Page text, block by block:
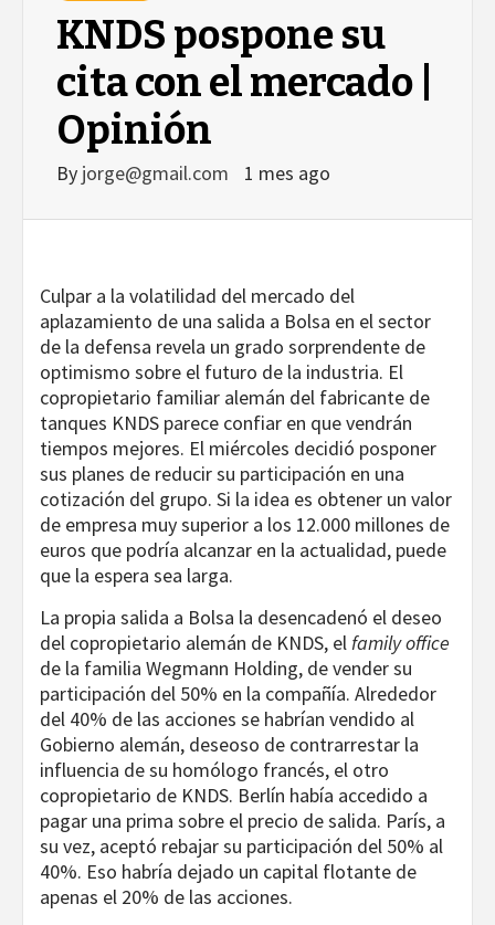
KNDS pospone su
cita con el mercado |
Opinión
By jorge@gmail.com 1 mes ago
Culpar a la volatilidad del mercado del
aplazamiento de una salida a Bolsa en el sector
de la defensa revela un grado sorprendente de
optimismo sobre el futuro de la industria. El
copropietario familiar alemán del fabricante de
tanques KNDS parece confiar en que vendrán
tiempos mejores. El miércoles decidió posponer
sus planes de reducir su participación en una
cotización del grupo. Si la idea es obtener un valor
de empresa muy superior a los 12.000 millones de
euros que podría alcanzar en la actualidad, puede
que la espera sea larga.
La propia salida a Bolsa la desencadenó el deseo
del copropietario alemán de KNDS, elfamily office
de la familia Wegmann Holding, de vender su
participación del 50% en la compañía. Alrededor
del 40% de las acciones se habrían vendido al
Gobierno alemán, deseoso de contrarrestar la
influencia de su homólogo francés, el otro
copropietario de KNDS. Berlín había accedido a
pagar una prima sobre el precio de salida. París, a
su vez, aceptó rebajar su participación del 50% al
40%. Eso habría dejado un capital flotante de
apenas el 20% de las acciones.